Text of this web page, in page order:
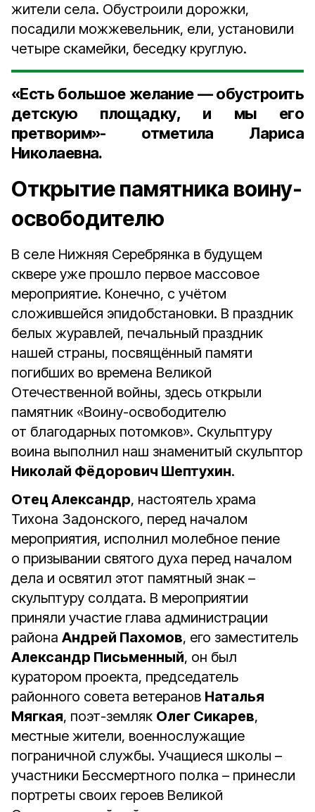
жители села. Обустроили дорожки,
посадили можжевельник, ели, установили
четыре скамейки, беседку круглую.
«Есть большое желание — обустроить
детскую площадку, и мы его
претворим»- отметила Лариса
Николаевна.
Открытие памятника воину-
освободителю
В селе Нижняя Серебрянка в будущем
сквере уже прошло первое массовое
мероприятие. Конечно, с учётом
сложившейся эпидобстановки. В праздник
белых журавлей, печальный праздник
нашей страны, посвящённый памяти
погибших во времена Великой
Отечественной войны, здесь открыли
памятник «Воину-освободителю
от благодарных потомков». Скульптуру
воина выполнил наш знаменитый скульптор
Николай Фёдорович Шептухин.
Отец Александр, настоятель храма
Тихона Задонского, перед началом
мероприятия, исполнил молебное пение
о призывании святого духа перед началом
дела и освятил этот памятный знак –
скульптуру солдата. В мероприятии
приняли участие глава администрации
района Андрей Пахомов, его заместитель
Александр Письменный, он был
куратором проекта, председатель
районного совета ветеранов Наталья
Мягкая, поэт-земляк Олег Сикарев,
местные жители, военнослужащие
пограничной службы. Учащиеся школы –
участники Бессмертного полка – принесли
портреты своих героев Великой